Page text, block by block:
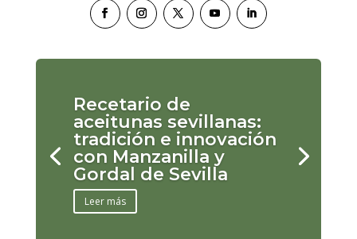
Recetario de
aceitunas sevillanas:
tradición e innovación
con Manzanilla y
Gordal de Sevilla
Leer más